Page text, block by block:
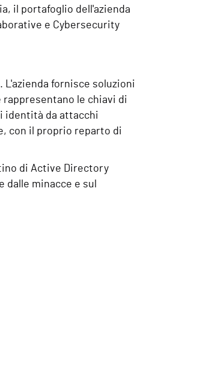
il portafoglio dell'azienda
e Cybersecurity
fornisce soluzioni
le chiavi di
identità da attacchi
con il proprio reparto di
di Active Directory
minacce e sul